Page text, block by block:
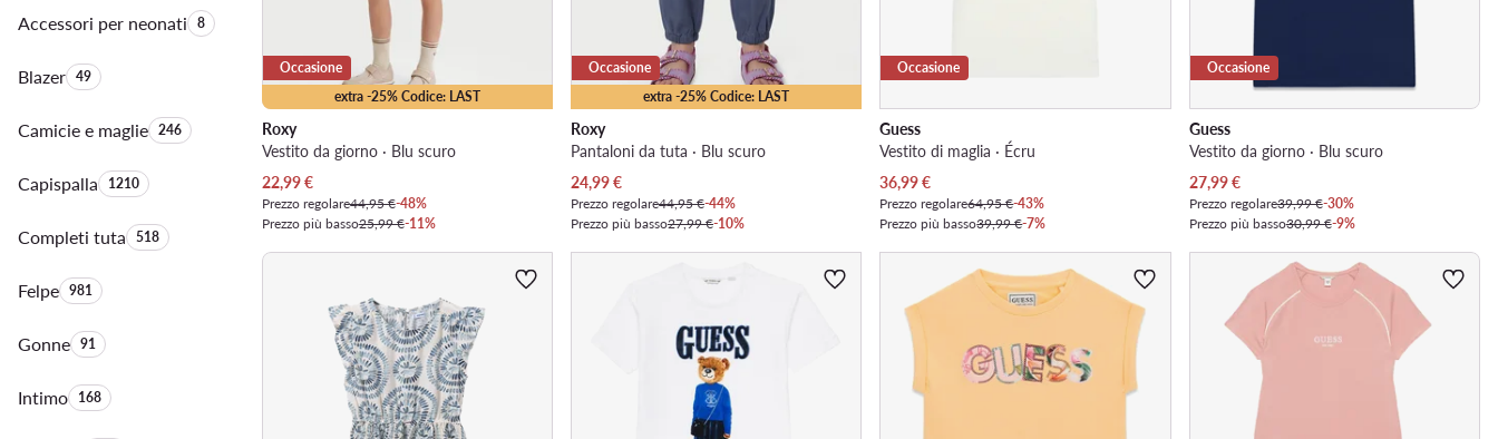
Accessori per neonatiQuantità di prodotti:
8
BlazerQuantità di prodotti:
49
Camicie e maglieQuantità di prodotti:
246
CapispallaQuantità di prodotti:
1210
Completi tutaQuantità di prodotti:
518
FelpeQuantità di prodotti:
981
GonneQuantità di prodotti:
91
IntimoQuantità di prodotti:
168
extra -25% Codice: LAST
Occasione
Roxy
Vestito da giorno · Blu scuro
Prezzo attuale
22,99€
Prezzo regolare44,95 €-48%
Prezzo più basso25,99 €-11%
extra -25% Codice: LAST
Occasione
Roxy
Pantaloni da tuta · Blu scuro
Prezzo attuale
24,99€
Prezzo regolare44,95 €-44%
Prezzo più basso27,99 €-10%
Occasione
Guess
Vestito di maglia · Écru
Prezzo attuale
36,99€
Prezzo regolare64,95 €-43%
Prezzo più basso39,99 €-7%
Occasione
Guess
Vestito da giorno · Blu scuro
Prezzo attuale
27,99€
Prezzo regolare39,99 €-30%
Prezzo più basso30,99 €-9%